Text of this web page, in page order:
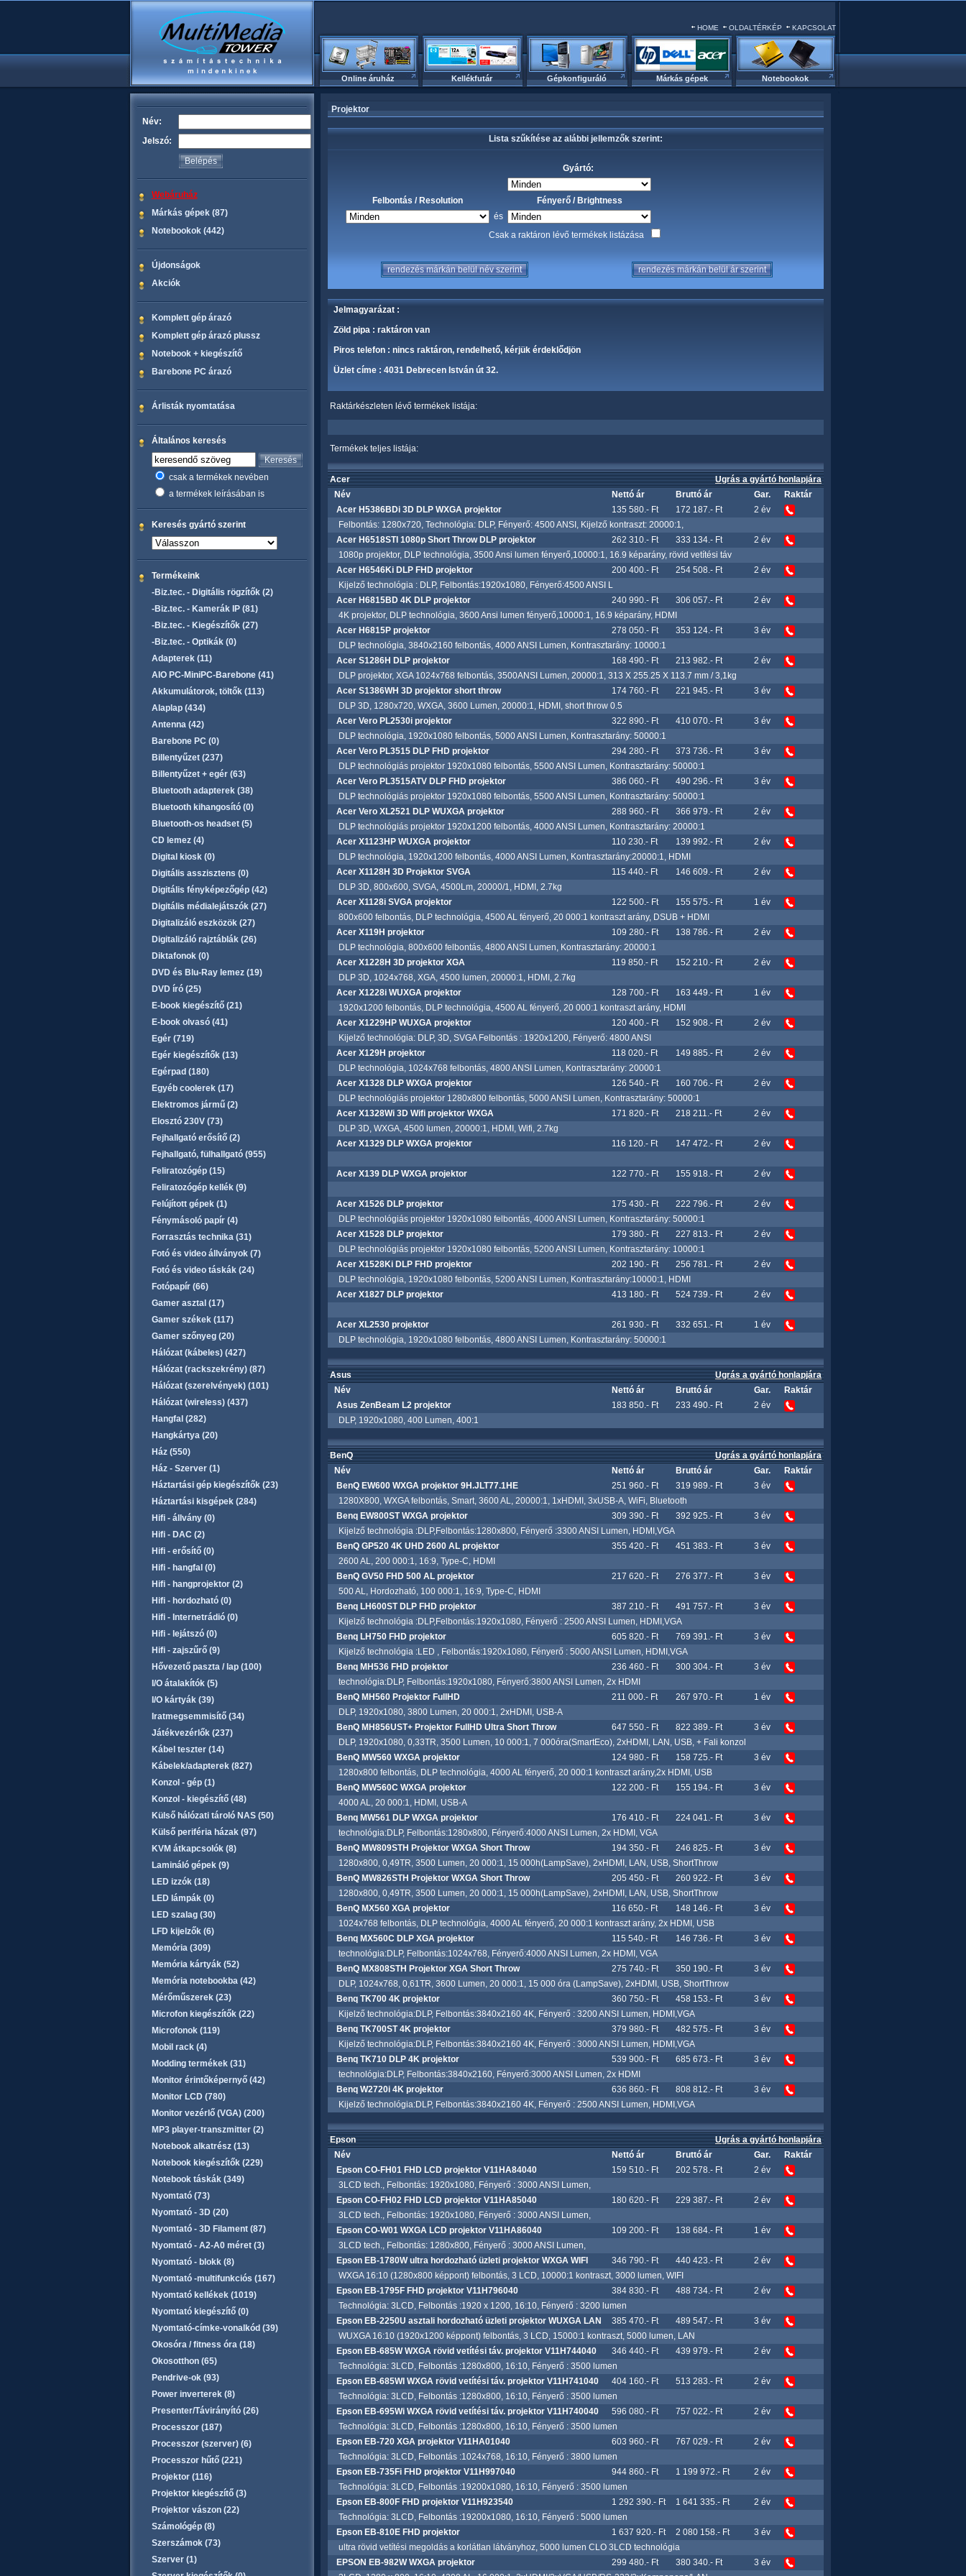
HOME OLDALTÉRKÉP KAPCSOLAT
Online áruház Kellékfutár Gépkonfiguráló Márkás gépek Notebookok
Név:
Jelszó:
Webáruház
Márkás gépek (87)
Notebookok (442)
Újdonságok
Akciók
Komplett gép árazó
Komplett gép árazó plussz
Notebook + kiegészítő
Barebone PC árazó
Árlisták nyomtatása
Általános keresés
csak a termékek nevében
a termékek leírásában is
Keresés gyártó szerint
Termékeink
-Biz.tec. - Digitális rögzítők (2)
-Biz.tec. - Kamerák IP (81)
-Biz.tec. - Kiegészítők (27)
-Biz.tec. - Optikák (0)
Adapterek (11)
AIO PC-MiniPC-Barebone (41)
Akkumulátorok, töltők (113)
Alaplap (434)
Antenna (42)
Barebone PC (0)
Billentyűzet (237)
Billentyűzet + egér (63)
Bluetooth adapterek (38)
Bluetooth kihangosító (0)
Bluetooth-os headset (5)
CD lemez (4)
Digital kiosk (0)
Digitális asszisztens (0)
Digitális fényképezőgép (42)
Digitális médialejátszók (27)
Digitalizáló eszközök (27)
Digitalizáló rajztáblák (26)
Diktafonok (0)
DVD és Blu-Ray lemez (19)
DVD író (25)
E-book kiegészítő (21)
E-book olvasó (41)
Egér (719)
Egér kiegészítők (13)
Egérpad (180)
Egyéb coolerek (17)
Elektromos jármű (2)
Elosztó 230V (73)
Fejhallgató erősítő (2)
Fejhallgató, fülhallgató (955)
Feliratozógép (15)
Feliratozógép kellék (9)
Felújított gépek (1)
Fénymásoló papír (4)
Forrasztás technika (31)
Fotó és video állványok (7)
Fotó és video táskák (24)
Fotópapír (66)
Gamer asztal (17)
Gamer székek (117)
Gamer szőnyeg (20)
Hálózat (kábeles) (427)
Hálózat (rackszekrény) (87)
Hálózat (szerelvények) (101)
Hálózat (wireless) (437)
Hangfal (282)
Hangkártya (20)
Ház (550)
Ház - Szerver (1)
Háztartási gép kiegészítők (23)
Háztartási kisgépek (284)
Hifi - állvány (0)
Hifi - DAC (2)
Hifi - erősítő (0)
Hifi - hangfal (0)
Hifi - hangprojektor (2)
Hifi - hordozható (0)
Hifi - Internetrádió (0)
Hifi - lejátszó (0)
Hifi - zajszűrő (9)
Hővezető paszta / lap (100)
I/O átalakítók (5)
I/O kártyák (39)
Iratmegsemmisítő (34)
Játékvezérlők (237)
Kábel teszter (14)
Kábelek/adapterek (827)
Konzol - gép (1)
Konzol - kiegészítő (48)
Külső hálózati tároló NAS (50)
Külső periféria házak (97)
KVM átkapcsolók (8)
Lamináló gépek (9)
LED izzók (18)
LED lámpák (0)
LED szalag (30)
LFD kijelzők (6)
Memória (309)
Memória kártyák (52)
Memória notebookba (42)
Mérőműszerek (23)
Microfon kiegészítők (22)
Microfonok (119)
Mobil rack (4)
Modding termékek (31)
Monitor érintőképernyő (42)
Monitor LCD (780)
Monitor vezérlő (VGA) (200)
MP3 player-transzmitter (2)
Notebook alkatrész (13)
Notebook kiegészítők (229)
Notebook táskák (349)
Nyomtató (73)
Nyomtató - 3D (20)
Nyomtató - 3D Filament (87)
Nyomtató - A2-A0 méret (3)
Nyomtató - blokk (8)
Nyomtató -multifunkciós (167)
Nyomtató kellékek (1019)
Nyomtató kiegészítő (0)
Nyomtató-címke-vonalkód (39)
Okosóra / fitness óra (18)
Okosotthon (65)
Pendrive-ok (93)
Power inverterek (8)
Presenter/Távirányító (26)
Processzor (187)
Processzor (szerver) (6)
Processzor hűtő (221)
Projektor (116)
Projektor kiegészítő (3)
Projektor vászon (22)
Számológép (8)
Szerszámok (73)
Szerver (1)
Projektor
Lista szűkítése az alábbi jellemzők szerint:
Gyártó:
Felbontás / Resolution
Fényerő / Brightness
és
Csak a raktáron lévő termékek listázása
Jelmagyarázat :
Zöld pipa : raktáron van
Piros telefon : nincs raktáron, rendelhető, kérjük érdeklődjön
Üzlet címe : 4031 Debrecen István út 32.
Raktárkészleten lévő termékek listája:
Termékek teljes listája:
Acer
Ugrás a gyártó honlapjára
Név
Nettó ár Bruttó ár Gar.
Raktár
Acer H5386BDi 3D DLP WXGA projektor
135 580.- Ft 172 187.- Ft
2 év
Felbontás: 1280x720, Technológia: DLP, Fényerő: 4500 ANSI, Kijelző kontraszt: 20000:1,
Acer H6518STI 1080p Short Throw DLP projektor
262 310.- Ft 333 134.- Ft
2 év
1080p projektor, DLP technológia, 3500 Ansi lumen fényerő,10000:1, 16.9 képarány, rövid vetítési táv
Acer H6546Ki DLP FHD projektor
200 400.- Ft 254 508.- Ft
2 év
Kijelző technológia : DLP, Felbontás:1920x1080, Fényerő:4500 ANSI L
Acer H6815BD 4K DLP projektor
240 990.- Ft 306 057.- Ft
2 év
4K projektor, DLP technológia, 3600 Ansi lumen fényerő,10000:1, 16.9 képarány, HDMI
Acer H6815P projektor
278 050.- Ft 353 124.- Ft
3 év
DLP technológia, 3840x2160 felbontás, 4000 ANSI Lumen, Kontrasztarány: 10000:1
Acer S1286H DLP projektor
168 490.- Ft 213 982.- Ft
2 év
DLP projektor, XGA 1024x768 felbontás, 3500ANSI Lumen, 20000:1, 313 X 255.25 X 113.7 mm / 3,1kg
Acer S1386WH 3D projektor short throw
174 760.- Ft 221 945.- Ft
3 év
DLP 3D, 1280x720, WXGA, 3600 Lumen, 20000:1, HDMI, short throw 0.5
Acer Vero PL2530i projektor
322 890.- Ft 410 070.- Ft
3 év
DLP technológia, 1920x1080 felbontás, 5000 ANSI Lumen, Kontrasztarány: 50000:1
Acer Vero PL3515 DLP FHD projektor
294 280.- Ft 373 736.- Ft
3 év
DLP technológiás projektor 1920x1080 felbontás, 5500 ANSI Lumen, Kontrasztarány: 50000:1
Acer Vero PL3515ATV DLP FHD projektor
386 060.- Ft 490 296.- Ft
3 év
DLP technológiás projektor 1920x1080 felbontás, 5500 ANSI Lumen, Kontrasztarány: 50000:1
Acer Vero XL2521 DLP WUXGA projektor
288 960.- Ft 366 979.- Ft
2 év
DLP technológiás projektor 1920x1200 felbontás, 4000 ANSI Lumen, Kontrasztarány: 20000:1
Acer X1123HP WUXGA projektor
110 230.- Ft 139 992.- Ft
2 év
DLP technológia, 1920x1200 felbontás, 4000 ANSI Lumen, Kontrasztarány:20000:1, HDMI
Acer X1128H 3D Projektor SVGA
115 440.- Ft 146 609.- Ft
2 év
DLP 3D, 800x600, SVGA, 4500Lm, 20000/1, HDMI, 2.7kg
Acer X1128i SVGA projektor
122 500.- Ft 155 575.- Ft
1 év
800x600 felbontás, DLP technológia, 4500 AL fényerő, 20 000:1 kontraszt arány, DSUB + HDMI
Acer X119H projektor
109 280.- Ft 138 786.- Ft
2 év
DLP technológia, 800x600 felbontás, 4800 ANSI Lumen, Kontrasztarány: 20000:1
Acer X1228H 3D projektor XGA
119 850.- Ft 152 210.- Ft
2 év
DLP 3D, 1024x768, XGA, 4500 lumen, 20000:1, HDMI, 2.7kg
Acer X1228i WUXGA projektor
128 700.- Ft 163 449.- Ft
1 év
1920x1200 felbontás, DLP technológia, 4500 AL fényerő, 20 000:1 kontraszt arány, HDMI
Acer X1229HP WUXGA projektor
120 400.- Ft 152 908.- Ft
2 év
Kijelző technológia: DLP, 3D, SVGA Felbontás : 1920x1200, Fényerő: 4800 ANSI
Acer X129H projektor
118 020.- Ft 149 885.- Ft
2 év
DLP technológia, 1024x768 felbontás, 4800 ANSI Lumen, Kontrasztarány: 20000:1
Acer X1328 DLP WXGA projektor
126 540.- Ft 160 706.- Ft
2 év
DLP technológiás projektor 1280x800 felbontás, 5000 ANSI Lumen, Kontrasztarány: 50000:1
Acer X1328Wi 3D Wifi projektor WXGA
171 820.- Ft 218 211.- Ft
2 év
DLP 3D, WXGA, 4500 lumen, 20000:1, HDMI, Wifi, 2.7kg
Acer X1329 DLP WXGA projektor
116 120.- Ft 147 472.- Ft 2 év
Acer X139 DLP WXGA projektor 122 770.- Ft 155 918.- Ft 2 év
Acer X1526 DLP projektor 175 430.- Ft 222 796.- Ft
2 év
DLP technológiás projektor 1920x1080 felbontás, 4000 ANSI Lumen, Kontrasztarány: 50000:1
Acer X1528 DLP projektor
179 380.- Ft 227 813.- Ft
2 év
DLP technológiás projektor 1920x1080 felbontás, 5200 ANSI Lumen, Kontrasztarány: 10000:1
Acer X1528Ki DLP FHD projektor
202 190.- Ft 256 781.- Ft
2 év
DLP technológia, 1920x1080 felbontás, 5200 ANSI Lumen, Kontrasztarány:10000:1, HDMI
Acer X1827 DLP projektor
413 180.- Ft 524 739.- Ft 2 év
Acer XL2530 projektor 261 930.- Ft 332 651.- Ft
1 év
DLP technológia, 1920x1080 felbontás, 4800 ANSI Lumen, Kontrasztarány: 50000:1
Asus
Ugrás a gyártó honlapjára
Név
Nettó ár Bruttó ár Gar.
Raktár
Asus ZenBeam L2 projektor
183 850.- Ft 233 490.- Ft
2 év
DLP, 1920x1080, 400 Lumen, 400:1
BenQ
Ugrás a gyártó honlapjára
Név
Nettó ár Bruttó ár Gar.
Raktár
BenQ EW600 WXGA projektor 9H.JLT77.1HE
251 960.- Ft 319 989.- Ft
3 év
1280X800, WXGA felbontás, Smart, 3600 AL, 20000:1, 1xHDMI, 3xUSB-A, WiFi, Bluetooth
Benq EW800ST WXGA projektor
309 390.- Ft 392 925.- Ft
3 év
Kijelző technológia :DLP,Felbontás:1280x800, Fényerő :3300 ANSI Lumen, HDMI,VGA
BenQ GP520 4K UHD 2600 AL projektor
355 420.- Ft 451 383.- Ft
3 év
2600 AL, 200 000:1, 16:9, Type-C, HDMI
BenQ GV50 FHD 500 AL projektor
217 620.- Ft 276 377.- Ft
3 év
500 AL, Hordozható, 100 000:1, 16:9, Type-C, HDMI
Benq LH600ST DLP FHD projektor
387 210.- Ft 491 757.- Ft
3 év
Kijelző technológia :DLP,Felbontás:1920x1080, Fényerő : 2500 ANSI Lumen, HDMI,VGA
Benq LH750 FHD projektor
605 820.- Ft 769 391.- Ft
3 év
Kijelző technológia :LED , Felbontás:1920x1080, Fényerő : 5000 ANSI Lumen, HDMI,VGA
Benq MH536 FHD projektor
236 460.- Ft 300 304.- Ft
3 év
technológia:DLP, Felbontás:1920x1080, Fényerő:3800 ANSI Lumen, 2x HDMI
BenQ MH560 Projektor FullHD
211 000.- Ft 267 970.- Ft
1 év
DLP, 1920x1080, 3800 Lumen, 20 000:1, 2xHDMI, USB-A
BenQ MH856UST+ Projektor FullHD Ultra Short Throw
647 550.- Ft 822 389.- Ft
3 év
DLP, 1920x1080, 0,33TR, 3500 Lumen, 10 000:1, 7 000óra(SmartEco), 2xHDMI, LAN, USB, + Fali konzol
BenQ MW560 WXGA projektor
124 980.- Ft 158 725.- Ft
3 év
1280x800 felbontás, DLP technológia, 4000 AL fényerő, 20 000:1 kontraszt arány,2x HDMI, USB
BenQ MW560C WXGA projektor
122 200.- Ft 155 194.- Ft
3 év
4000 AL, 20 000:1, HDMI, USB-A
Benq MW561 DLP WXGA projektor
176 410.- Ft 224 041.- Ft
3 év
technológia:DLP, Felbontás:1280x800, Fényerő:4000 ANSI Lumen, 2x HDMI, VGA
BenQ MW809STH Projektor WXGA Short Throw
194 350.- Ft 246 825.- Ft
3 év
1280x800, 0,49TR, 3500 Lumen, 20 000:1, 15 000h(LampSave), 2xHDMI, LAN, USB, ShortThrow
BenQ MW826STH Projektor WXGA Short Throw
205 450.- Ft 260 922.- Ft
3 év
1280x800, 0,49TR, 3500 Lumen, 20 000:1, 15 000h(LampSave), 2xHDMI, LAN, USB, ShortThrow
BenQ MX560 XGA projektor
116 650.- Ft 148 146.- Ft
3 év
1024x768 felbontás, DLP technológia, 4000 AL fényerő, 20 000:1 kontraszt arány, 2x HDMI, USB
Benq MX560C DLP XGA projektor
115 540.- Ft 146 736.- Ft
3 év
technológia:DLP, Felbontás:1024x768, Fényerő:4000 ANSI Lumen, 2x HDMI, VGA
BenQ MX808STH Projektor XGA Short Throw
275 740.- Ft 350 190.- Ft
3 év
DLP, 1024x768, 0,61TR, 3600 Lumen, 20 000:1, 15 000 óra (LampSave), 2xHDMI, USB, ShortThrow
Benq TK700 4K projektor
360 750.- Ft 458 153.- Ft
3 év
Kijelző technológia:DLP, Felbontás:3840x2160 4K, Fényerő : 3200 ANSI Lumen, HDMI,VGA
Benq TK700ST 4K projektor
379 980.- Ft 482 575.- Ft
3 év
Kijelző technológia:DLP, Felbontás:3840x2160 4K, Fényerő : 3000 ANSI Lumen, HDMI,VGA
Benq TK710 DLP 4K projektor
539 900.- Ft 685 673.- Ft
3 év
technológia:DLP, Felbontás:3840x2160, Fényerő:3000 ANSI Lumen, 2x HDMI
Benq W2720i 4K projektor
636 860.- Ft 808 812.- Ft
3 év
Kijelző technológia:DLP, Felbontás:3840x2160 4K, Fényerő : 2500 ANSI Lumen, HDMI,VGA
Epson
Ugrás a gyártó honlapjára
Név
Nettó ár Bruttó ár Gar.
Raktár
Epson CO-FH01 FHD LCD projektor V11HA84040
159 510.- Ft 202 578.- Ft
2 év
3LCD tech., Felbontás: 1920x1080, Fényerő : 3000 ANSI Lumen,
Epson CO-FH02 FHD LCD projektor V11HA85040
180 620.- Ft 229 387.- Ft
2 év
3LCD tech., Felbontás: 1920x1080, Fényerő : 3000 ANSI Lumen,
Epson CO-W01 WXGA LCD projektor V11HA86040
109 200.- Ft 138 684.- Ft
1 év
3LCD tech., Felbontás: 1280x800, Fényerő : 3000 ANSI Lumen,
Epson EB-1780W ultra hordozható üzleti projektor WXGA WIFI
346 790.- Ft 440 423.- Ft
2 év
WXGA 16:10 (1280x800 képpont) felbontás, 3 LCD, 10000:1 kontraszt, 3000 lumen, WIFI
Epson EB-1795F FHD projektor V11H796040
384 830.- Ft 488 734.- Ft
2 év
Technológia: 3LCD, Felbontás :1920 x 1200, 16:10, Fényerő : 3200 lumen
Epson EB-2250U asztali hordozható üzleti projektor WUXGA LAN
385 470.- Ft 489 547.- Ft
3 év
WUXGA 16:10 (1920x1200 képpont) felbontás, 3 LCD, 15000:1 kontraszt, 5000 lumen, LAN
Epson EB-685W WXGA rövid vetítési táv. projektor V11H744040
346 440.- Ft 439 979.- Ft
2 év
Technológia: 3LCD, Felbontás :1280x800, 16:10, Fényerő : 3500 lumen
Epson EB-685WI WXGA rövid vetítési táv. projektor V11H741040
404 160.- Ft 513 283.- Ft
2 év
Technológia: 3LCD, Felbontás :1280x800, 16:10, Fényerő : 3500 lumen
Epson EB-695Wi WXGA rövid vetítési táv. projektor V11H740040
596 080.- Ft 757 022.- Ft
2 év
Technológia: 3LCD, Felbontás :1280x800, 16:10, Fényerő : 3500 lumen
Epson EB-720 XGA projektor V11HA01040
603 960.- Ft 767 029.- Ft
2 év
Technológia: 3LCD, Felbontás :1024x768, 16:10, Fényerő : 3800 lumen
Epson EB-735Fi FHD projektor V11H997040
944 860.- Ft 1 199 972.- Ft
2 év
Technológia: 3LCD, Felbontás :19200x1080, 16:10, Fényerő : 3500 lumen
Epson EB-800F FHD projektor V11H923540
1 292 390.- Ft 1 641 335.- Ft
2 év
Technológia: 3LCD, Felbontás :19200x1080, 16:10, Fényerő : 5000 lumen
Epson EB-810E FHD projektor
1 637 920.- Ft 2 080 158.- Ft
3 év
ultra rövid vetítési megoldás a korlátlan látványhoz, 5000 lumen CLO 3LCD technológia
EPSON EB-982W WXGA projektor
299 480.- Ft 380 340.- Ft
3 év